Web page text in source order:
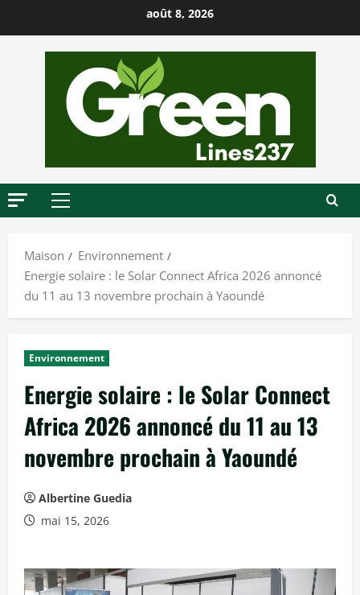
a
c
août 8, 2026
M
n
c
i
p
a
l
Maison
Environnement
Energie solaire : le Solar Connect Africa 2026 annoncé
du 11 au 13 novembre prochain à Yaoundé
Environnement
Energie solaire : le Solar Connect
Africa 2026 annoncé du 11 au 13
novembre prochain à Yaoundé
Albertine Guedia
mai 15, 2026